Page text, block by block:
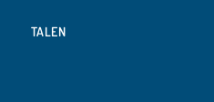
TALEN